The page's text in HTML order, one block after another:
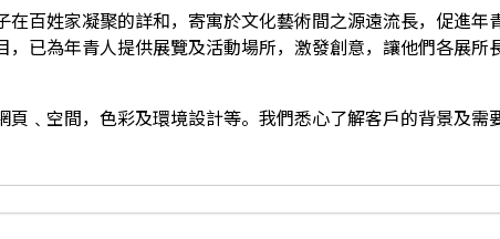
百姓家凝聚的詳和，寄寓於文化藝術間之源遠流長，促進年
已為年青人提供展覽及活動場所，激發創意，讓他們各展所
﹑空間，色彩及環境設計等。我們悉心了解客戶的背景及需